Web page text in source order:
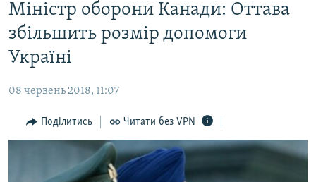
основного
матеріалу
Перейти
до
основної
навігації
Перейти
до
ВОДА.КРИМ
ВІДЕО ТА ФОТО
БЛОГИ
ПОГЛЯД
ВСЕ ЗА ДЕНЬ
Міністр оборони Канади: Оттава
збільшить розмір допомоги
Україні
08 червень 2018, 11:07
Поділитись Читати без VPN